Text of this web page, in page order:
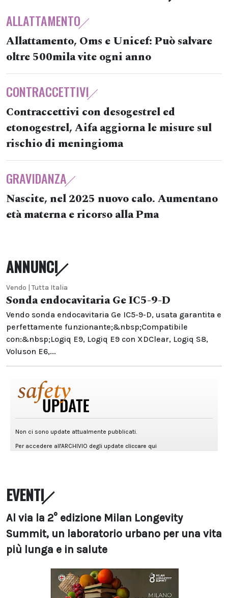
ALLATTAMENTO
Allattamento, Oms e Unicef: Può salvare
oltre 500mila vite ogni anno
CONTRACCETTIVI
Contraccettivi con desogestrel ed
etonogestrel, Aifa aggiorna le misure sul
rischio di meningioma
GRAVIDANZA
Nascite, nel 2025 nuovo calo. Aumentano
età materna e ricorso alla Pma
ANNUNCI
Vendo | Tutta Italia
Sonda endocavitaria Ge IC5-9-D
Vendo sonda endocavitaria Ge IC5-9-D, usata garantita e
perfettamente funzionante;&nbsp;Compatibile
con:&nbsp;Logiq E9, Logiq E9 con XDClear, Logiq S8,
Voluson E6,...
EVENTI
Al via la 2° edizione Milan Longevity
Summit, un laboratorio urbano per una vita
più lunga e in salute